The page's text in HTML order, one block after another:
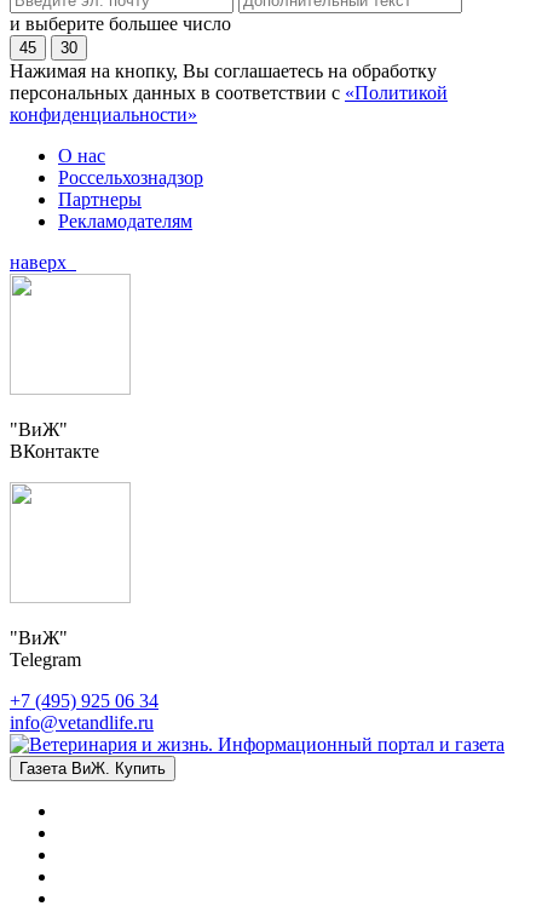
и выберите большее число
45 30
Нажимая на кнопку, Вы соглашаетесь на обработку
персональных данных в соответствии с «Политикой
конфиденциальности»
О нас
Россельхознадзор
Партнеры
Рекламодателям
наверх
"ВиЖ"
ВКонтакте
"ВиЖ"
Telegram
+7 (495) 925 06 34
info@vetandlife.ru
Газета ВиЖ. Купить